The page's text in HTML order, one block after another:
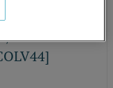
3/4"-4
2" COLV44